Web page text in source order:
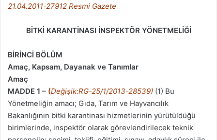
21.04.2011-27912 Resmi Gazete
BİTKİ KARANTİNASI İNSPEKTÖR YÖNETMELİĞİ
BİRİNCİ BÖLÜM
Amaç, Kapsam, Dayanak ve Tanımlar
Amaç
MADDE 1 – (Değişik:RG-25/1/2013-28539) (1) Bu
Yönetmeliğin amacı; Gıda, Tarım ve Hayvancılık
Bakanlığının bitki karantinası hizmetlerinin yürütüldüğü
birimlerinde, inspektör olarak görevlendirilecek teknik